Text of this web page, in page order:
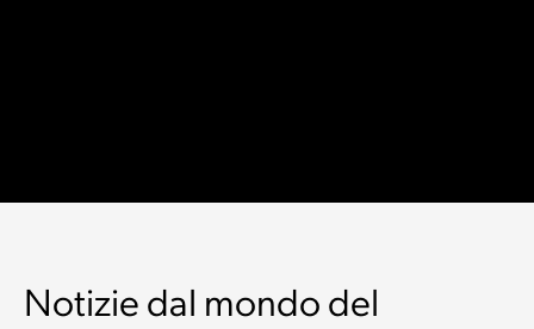
Notizie dal mondo del